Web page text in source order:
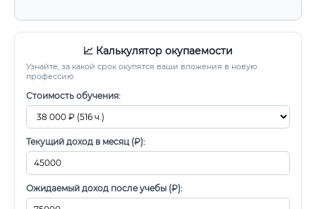
📈 Калькулятор окупаемости
Узнайте, за какой срок окупятся ваши вложения в новую
профессию
Стоимость обучения:
Текущий доход в месяц (₽):
Ожидаемый доход после учебы (₽):